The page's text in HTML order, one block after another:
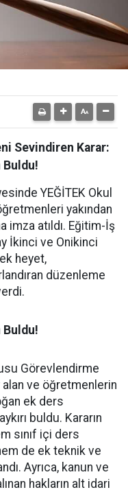
Sevindiren Karar:
Buldu!
YEĞİTEK Okul
yakından
imza atıldı. Eğitim-İş
İkinci ve Onikinci
heyet,
düzenleme
Buldu!
Görevlendirme
alan ve öğretmenlerin
ek ders
buldu. Kararın
sınıf içi ders
de ek teknik ve
Ayrıca, kanun ve
hakların alt idari